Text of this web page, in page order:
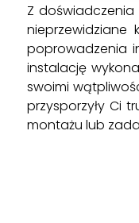
Z
nieprzewidziane
poprowadzenia
instalację
swoimi
przysporzyły Ci
montażu lub